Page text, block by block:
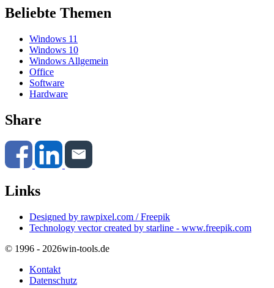
Beliebte Themen
Windows 11
Windows 10
Windows Allgemein
Office
Software
Hardware
Share
Links
Designed by rawpixel.com / Freepik
Technology vector created by starline - www.freepik.com
© 1996 - 2026win-tools.de
Kontakt
Datenschutz